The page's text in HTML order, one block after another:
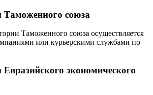
Таможенного союза
Таможенного союза осуществляется
или курьерскими службами по
экономического